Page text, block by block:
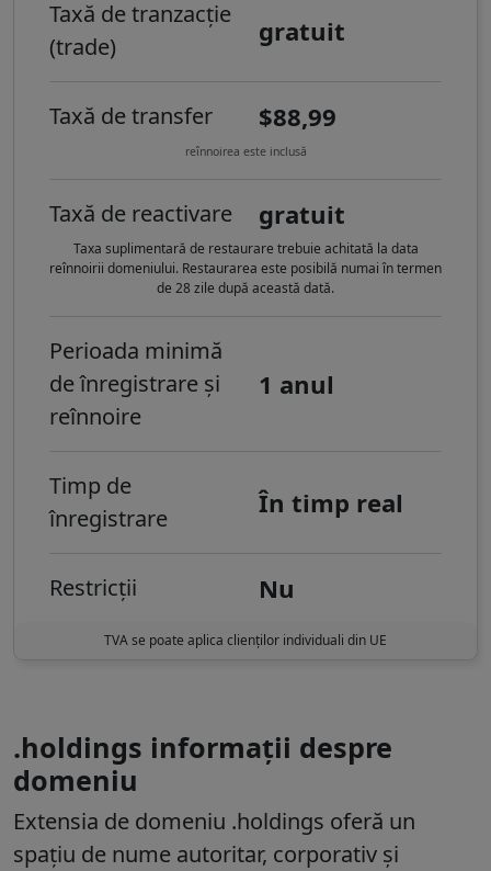
Taxă de tranzacție
(trade)
gratuit
Taxă de transfer $88,99
reînnoirea este inclusă
Taxă de reactivare gratuit
Taxa suplimentară de restaurare trebuie achitată la data
reînnoirii domeniului. Restaurarea este posibilă numai în termen
de 28 zile după această dată.
Perioada minimă
de înregistrare și
reînnoire
1 anul
Timp de
înregistrare
În timp real
Restricții Nu
TVA se poate aplica clienților individuali din UE
.holdings informații despre
domeniu
Extensia de domeniu .holdings oferă un
spațiu de nume autoritar, corporativ și